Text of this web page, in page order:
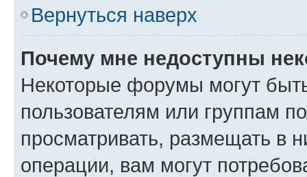
Вернуться наверх
Почему мне недоступны
Некоторые форумы могут
пользователям или группам
просматривать, размещать в
операции, вам могут